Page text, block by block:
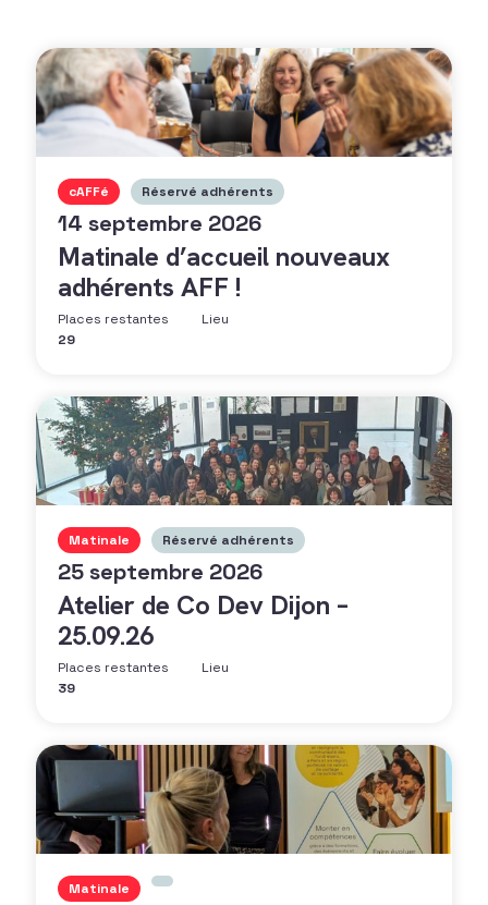
cAFFé Réservé adhérents
14 septembre 2026
Matinale d’accueil nouveaux
adhérents AFF !
Places restantes
29
Lieu
Matinale Réservé adhérents
25 septembre 2026
Atelier de Co Dev Dijon –
25.09.26
Places restantes
39
Lieu
Matinale